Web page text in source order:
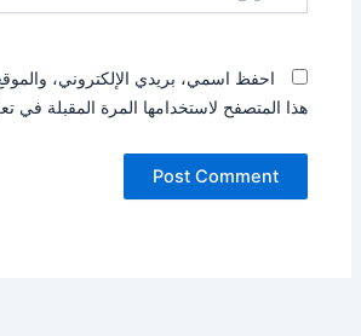
احفظ اسمي، بريدي الإلكتروني،
هذا المتصفح لاستخدامها المرة المقبلة في